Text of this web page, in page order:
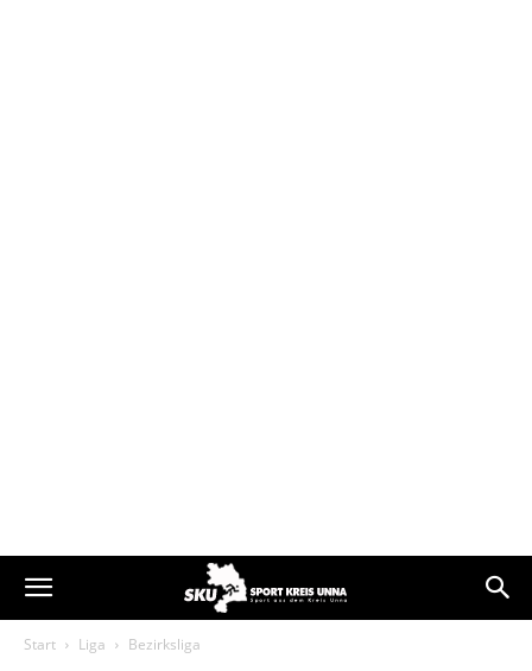
Start Liga Bezirksliga